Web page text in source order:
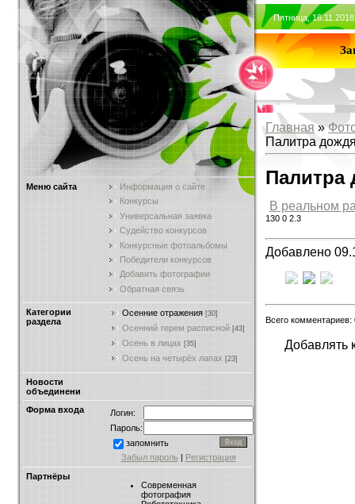
Меню сайта
Информация о сайте
Конкурсы
Универсальная заявка
Судейство конкурсов
Конкурсные фотоальбомы
Победители конкурсов
Добавить фотографии
Обратная связь
Категории
раздела
Осенние отражения [30]
Осенний терем расписной [43]
Осень в лицах [35]
Осень на четырёх лапах [23]
Новости
объединени
Форма входа
Логин:
Пароль:
запомнить
Забыл пароль | Регистрация
Партнёры
Современная
фотография
Пятница,
Главная»
Палитра
Палитра
В реальном
130 0 2.3
Добавлено
Всего комментариев:
Добавлять